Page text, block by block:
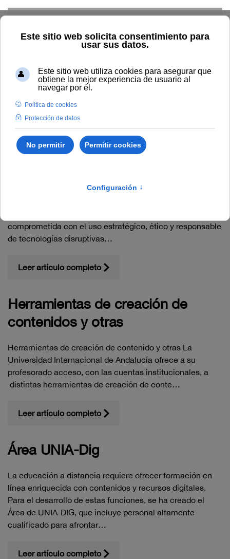
Inicio Innovación
Listado de artículos en
"Innovación"
comprometida con el uso estratégico, ético y responsable
de tecnologías disruptivas…
Leer artículo completo
Herramientas de creación de
contenidos y otras
Herramientas de creación de contenido y otras La
Universidad Internacional de Andalucía ofrece a su
profesorado acceso, con las cuentas institucionales, a
distintas herramientas de creación de conte…
Leer artículo completo
Área UNIA-Dig
La educación a distancia requiere ofrecer formación en
línea enriquecida con contenidos y recursos digitales.
Para el desarrollo de estas funciones, se ha creado el
Área de UNIA-DIG, que incluye personal altamente
cualificado para afrontar…
Leer artículo completo